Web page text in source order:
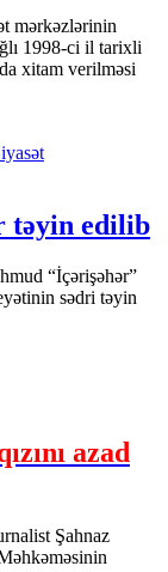
mərkəzlərinin
1998-ci il tarixli
xitam verilməsi
təyin edilib
“İçərişəhər”
sədri təyin
azad
Şahnaz